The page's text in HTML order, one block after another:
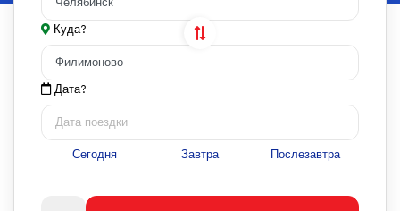
Куда?
Дата?
Сегодня Завтра Послезавтра